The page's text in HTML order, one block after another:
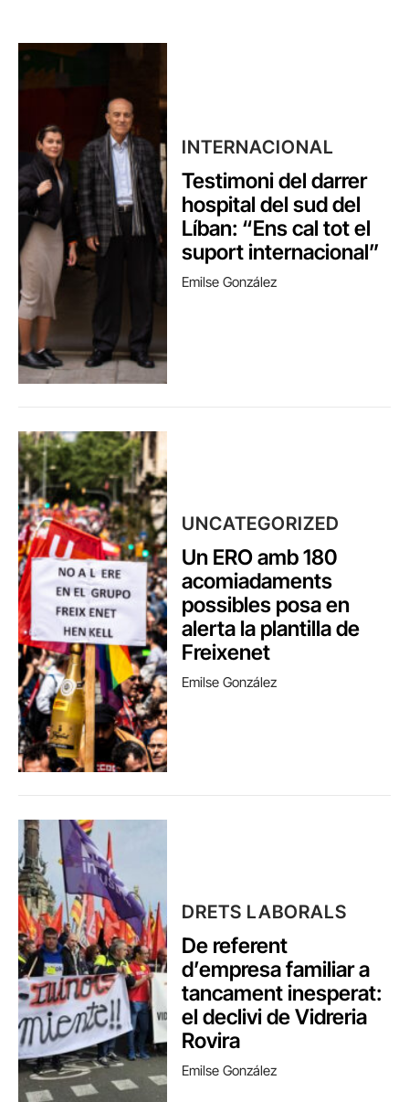
INTERNACIONAL
Testimoni del darrer
hospital del sud del
Líban: “Ens cal tot el
suport internacional”
Emilse González
UNCATEGORIZED
Un ERO amb 180
acomiadaments
possibles posa en
alerta la plantilla de
Freixenet
Emilse González
DRETS LABORALS
De referent
d’empresa familiar a
tancament inesperat:
el declivi de Vidreria
Rovira
Emilse González